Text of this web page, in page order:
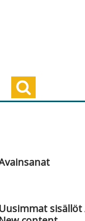
Uusimmat sisällöt